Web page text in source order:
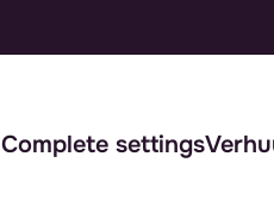
Complete settings